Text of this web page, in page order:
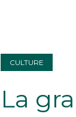
CULTURE
La